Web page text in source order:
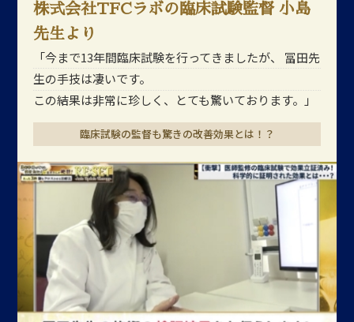
株式会社TFCラボの臨床試験監督 小島
先生より
「今まで13年間臨床試験を行ってきましたが、
冨田先
生の手技は凄いです。
この結果は非常に珍しく、とても驚いております。」
臨床試験の監督も驚きの改善効果とは！？